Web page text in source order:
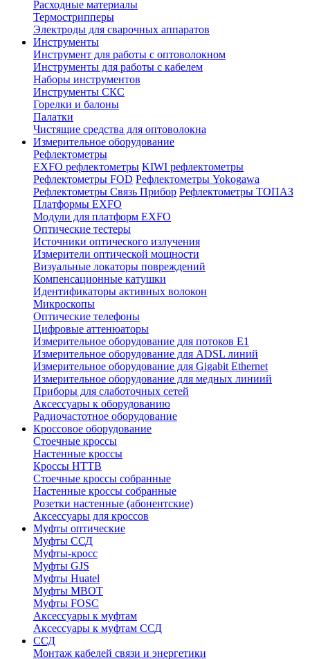
Расходные материалы
Термострипперы
Электроды для сварочных аппаратов
Инструменты
Инструмент для работы с оптоволокном
Инструменты для работы с кабелем
Наборы инструментов
Инструменты СКС
Горелки и балоны
Палатки
Чистящие средства для оптоволокна
Измерительное оборудование
Рефлектометры
EXFO рефлектометры KIWI рефлектометры
Рефлектометры FOD Рефлектометры Yokogawa
Рефлектометры Связь Прибор Рефлектометры ТОПАЗ
Платформы EXFO
Модули для платформ EXFO
Оптические тестеры
Источники оптического излучения
Измерители оптической мощности
Визуальные локаторы повреждений
Компенсационные катушки
Идентификаторы активных волокон
Микроскопы
Оптические телефоны
Цифровые аттенюаторы
Измерительное оборудование для потоков Е1
Измерительное оборудование для ADSL линий
Измерительное оборудование для Gigabit Ethernet
Измерительное оборудование для медных линиий
Приборы для слаботочных сетей
Аксессуары к оборудованию
Радиочастотное оборудование
Кроссовое оборудование
Стоечные кроссы
Настенные кроссы
Кроссы HTTB
Стоечные кроссы собранные
Настенные кроссы собранные
Розетки настенные (абонентские)
Аксессуары для кроссов
Муфты оптические
Муфты ССД
Муфты-кросс
Муфты GJS
Муфты Huatel
Муфты МВОТ
Муфты FOSC
Аксессуары к муфтам
Аксессуары к муфтам ССД
ССД
Монтаж кабелей связи и энергетики